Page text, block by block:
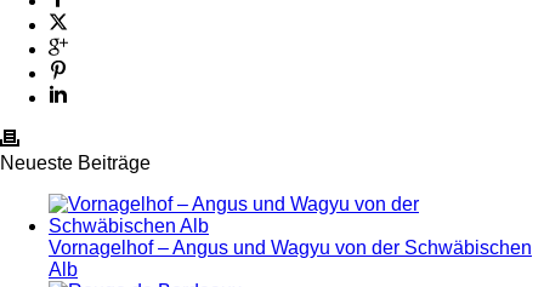
Neueste Beiträge
Vornagelhof – Angus und Wagyu von der Schwäbischen
Alb